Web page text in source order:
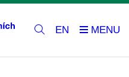
EN